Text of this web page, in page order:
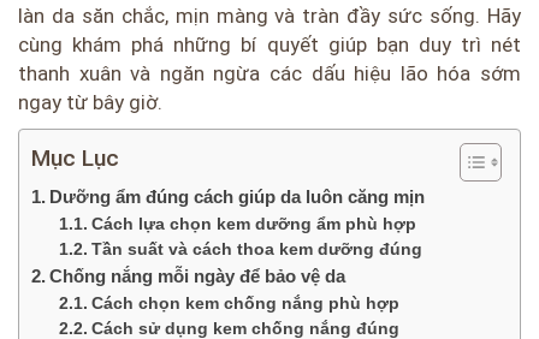
làn da săn chắc, mịn màng và tràn đầy sức sống. Hãy
cùng khám phá những bí quyết giúp bạn duy trì nét
thanh xuân và ngăn ngừa các dấu hiệu lão hóa sớm
ngay từ bây giờ.
Mục Lục
Dưỡng ẩm đúng cách giúp da luôn căng mịn
Cách lựa chọn kem dưỡng ẩm phù hợp
Tần suất và cách thoa kem dưỡng đúng
Chống nắng mỗi ngày để bảo vệ da
Cách chọn kem chống nắng phù hợp
Cách sử dụng kem chống nắng đúng